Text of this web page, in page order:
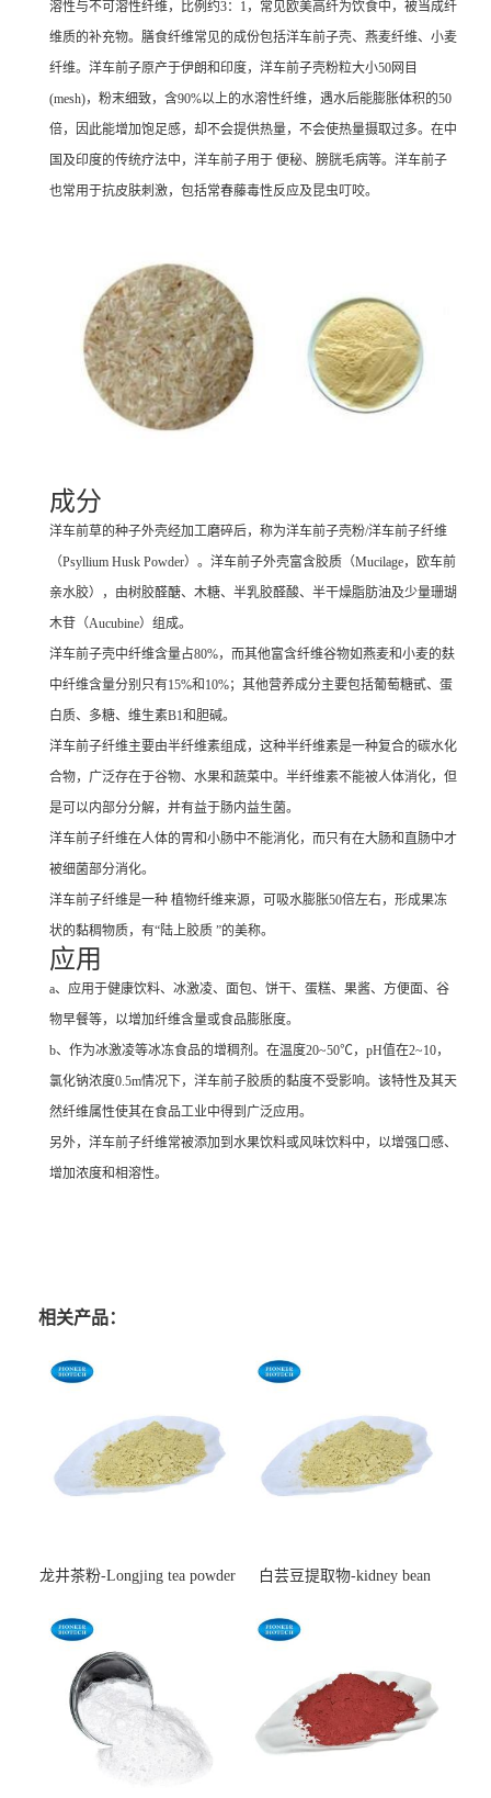
溶性与不可溶性纤维，比例约3：1，常见欧美高纤为饮食中，被当成纤
维质的补充物。膳食纤维常见的成份包括洋车前子壳、燕麦纤维、小麦
纤维。洋车前子原产于伊朗和印度，洋车前子壳粉粒大小50网目
(mesh)，粉末细致，含90%以上的水溶性纤维，遇水后能膨胀体积的50
倍，因此能增加饱足感，却不会提供热量，不会使热量摄取过多。在中
国及印度的传统疗法中，洋车前子用于 便秘、膀胱毛病等。洋车前子
也常用于抗皮肤刺激，包括常春藤毒性反应及昆虫叮咬。
成分
洋车前草的种子外壳经加工磨碎后，称为洋车前子壳粉/洋车前子纤维
（Psyllium Husk Powder）。洋车前子外壳富含胶质（Mucilage，欧车前
亲水胶），由树胶醛醣、木糖、半乳胶醛酸、半干燥脂肪油及少量珊瑚
木苷（Aucubine）组成。
洋车前子壳中纤维含量占80%，而其他富含纤维谷物如燕麦和小麦的麸
中纤维含量分别只有15%和10%；其他营养成分主要包括葡萄糖甙、蛋
白质、多糖、维生素B1和胆碱。
洋车前子纤维主要由半纤维素组成，这种半纤维素是一种复合的碳水化
合物，广泛存在于谷物、水果和蔬菜中。半纤维素不能被人体消化，但
是可以内部分分解，并有益于肠内益生菌。
洋车前子纤维在人体的胃和小肠中不能消化，而只有在大肠和直肠中才
被细菌部分消化。
洋车前子纤维是一种 植物纤维来源，可吸水膨胀50倍左右，形成果冻
状的黏稠物质，有“陆上胶质 ”的美称。
应用
a、应用于健康饮料、冰激凌、面包、饼干、蛋糕、果酱、方便面、谷
物早餐等，以增加纤维含量或食品膨胀度。
b、作为冰激凌等冰冻食品的增稠剂。在温度20~50℃，pH值在2~10，
氯化钠浓度0.5m情况下，洋车前子胶质的黏度不受影响。该特性及其天
然纤维属性使其在食品工业中得到广泛应用。
另外，洋车前子纤维常被添加到水果饮料或风味饮料中，以增强口感、
增加浓度和相溶性。
相关产品：
龙井茶粉-Longjing tea powder
白芸豆提取物-kidney bean